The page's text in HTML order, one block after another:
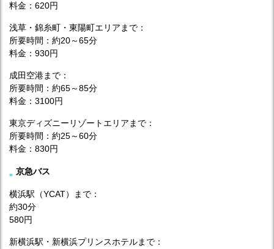
料金：620円
浅草・錦糸町・東陽町エリアまで：
所要時間：約20～65分
料金：930円
成田空港まで：
所要時間：約65～85分
料金：3100円
東京ディズニーリゾートエリアまで：
所要時間：約25～60分
料金：830円
京急バス
横浜駅（YCAT）まで：
約30分
580円
新横浜駅・新横浜プリンスホテルまで：